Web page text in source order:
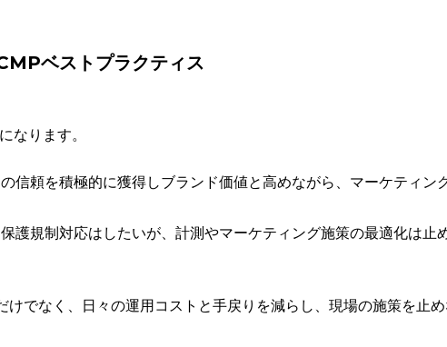
ベストプラクティス
なります。
信頼を積極的に獲得しブランド価値と高めながら、マーケティン
護規制対応はしたいが、計測やマーケティング施策の最適化は止
でなく、日々の運用コストと手戻りを減らし、現場の施策を止